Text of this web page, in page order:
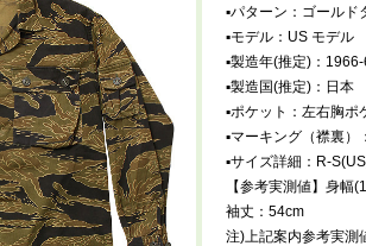
▪️パターン：ゴールド
▪️モデル：US モデル
▪️製造年(推定)：
▪️製造国(推定)：日本
▪️ポケット：左右胸ポ
▪️マーキング（襟裏）
▪️サイズ詳細：R-
【参考実測値】身幅
袖丈：54cm
注)上記案内参考実測